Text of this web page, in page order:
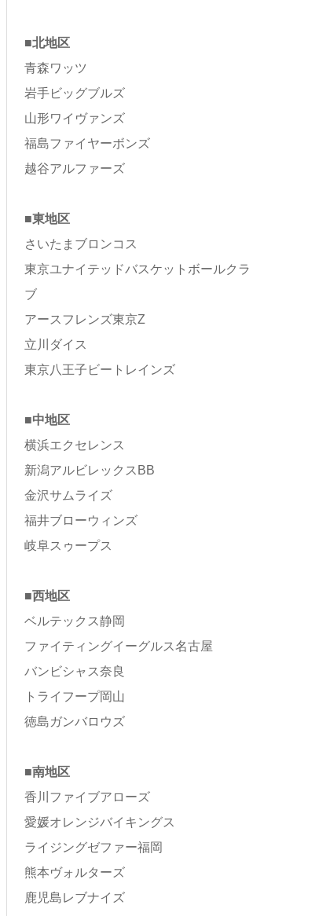
■北地区
青森ワッツ
岩手ビッグブルズ
山形ワイヴァンズ
福島ファイヤーボンズ
越谷アルファーズ
■東地区
さいたまブロンコス
東京ユナイテッドバスケットボールクラ
ブ
アースフレンズ東京Z
立川ダイス
東京八王子ビートレインズ
■中地区
横浜エクセレンス
新潟アルビレックスBB
金沢サムライズ
福井ブローウィンズ
岐阜スゥープス
■西地区
ベルテックス静岡
ファイティングイーグルス名古屋
バンビシャス奈良
トライフープ岡山
徳島ガンバロウズ
■南地区
香川ファイブアローズ
愛媛オレンジバイキングス
ライジングゼファー福岡
熊本ヴォルターズ
鹿児島レブナイズ